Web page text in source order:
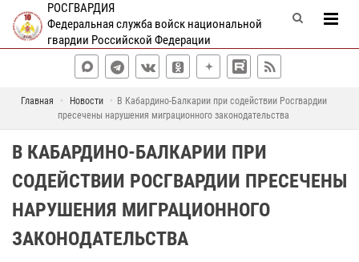
РОСГВАРДИЯ
Федеральная служба войск национальной
гвардии Российской Федерации
Главная Новости
В Кабардино-Балкарии при содействии Росгвардии
пресечены нарушения миграционного законодательства
В КАБАРДИНО-БАЛКАРИИ ПРИ
СОДЕЙСТВИИ РОСГВАРДИИ ПРЕСЕЧЕНЫ
НАРУШЕНИЯ МИГРАЦИОННОГО
ЗАКОНОДАТЕЛЬСТВА